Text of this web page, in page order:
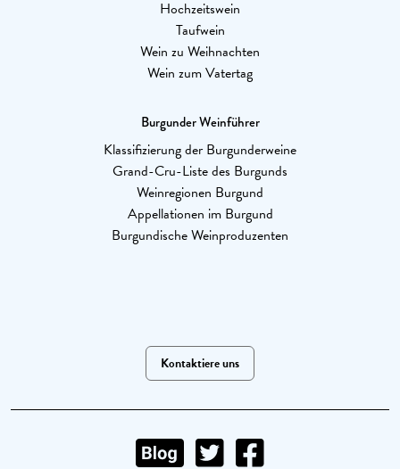
Hochzeitswein
Taufwein
Wein zu Weihnachten
Wein zum Vatertag
Burgunder Weinführer
Klassifizierung der Burgunderweine
Grand-Cru-Liste des Burgunds
Weinregionen Burgund
Appellationen im Burgund
Burgundische Weinproduzenten
Kontaktiere uns